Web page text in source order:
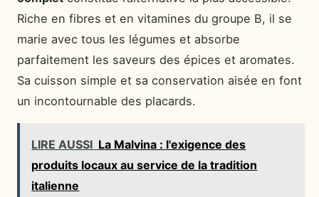
Riche en fibres et en vitamines du groupe B, il se
marie avec tous les légumes et absorbe
parfaitement les saveurs des épices et aromates.
Sa cuisson simple et sa conservation aisée en font
un incontournable des placards.
LIRE AUSSI La Malvina : l'exigence des
produits locaux au service de la tradition
italienne